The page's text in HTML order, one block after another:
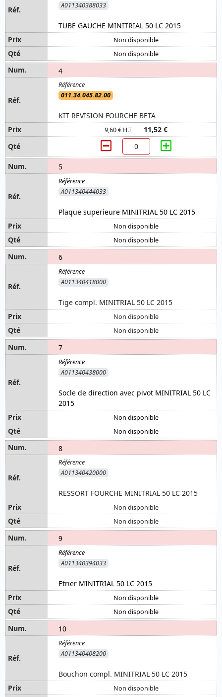
A011340388033
TUBE GAUCHE MINITRIAL 50 LC 2015
Non disponible
Non disponible
4
011.34.045.82.00
KIT REVISION FOURCHE BETA
9,60 € H.T 11,52 €
5
A011340444033
Plaque superieure MINITRIAL 50 LC 2015
Non disponible
Non disponible
6
A011340418000
Tige compl. MINITRIAL 50 LC 2015
Non disponible
Non disponible
7
A011340438000
Socle de direction avec pivot MINITRIAL 50 LC
2015
Non disponible
Non disponible
8
A011340420000
RESSORT FOURCHE MINITRIAL 50 LC 2015
Non disponible
Non disponible
9
A011340394033
Etrier MINITRIAL 50 LC 2015
Non disponible
Non disponible
10
A011340408200
Bouchon compl. MINITRIAL 50 LC 2015
Non disponible